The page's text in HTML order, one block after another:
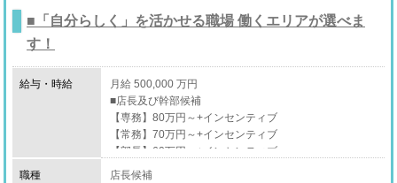
■「自分らしく」を活かせる職場 働くエリアが選べま
す！
給与・時給
月給 500,000 万円
■店長及び幹部候補
【専務】80万円～+インセンティブ
【常務】70万円～+インセンティブ
【部長】60万円～+インセンティブ
【店長】50万円～+インセンティブ
職種 店長候補